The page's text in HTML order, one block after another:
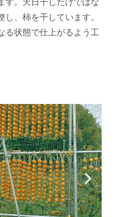
、柿を干しています。
る状態で仕上がるよう工